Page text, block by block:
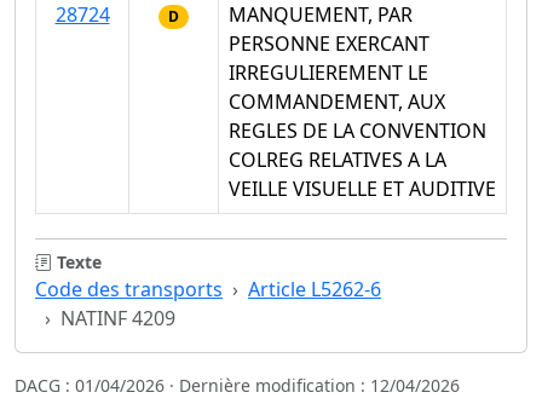
28724
D
MANQUEMENT, PAR
PERSONNE EXERCANT
IRREGULIEREMENT LE
COMMANDEMENT, AUX
REGLES DE LA CONVENTION
COLREG RELATIVES A LA
VEILLE VISUELLE ET AUDITIVE
Texte
Code des transports
Article L5262-6
NATINF 4209
DACG : 01/04/2026 · Dernière modification : 12/04/2026